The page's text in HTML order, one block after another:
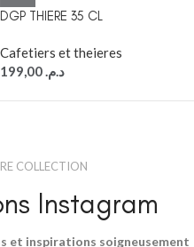
DGP THIERE 35 CL
Cafetiers et theieres
د.م.
COLLECTION
Instagram
et inspirations soigneusement